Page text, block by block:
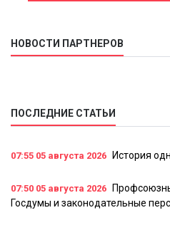
НОВОСТИ ПАРТНЕРОВ
ПОСЛЕДНИЕ СТАТЬИ
07:55 05 августа 2026 История
07:50 05 августа 2026
Госдумы и законодательные